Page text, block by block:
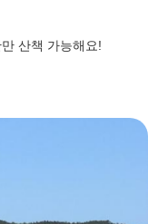
산책 가능해요!